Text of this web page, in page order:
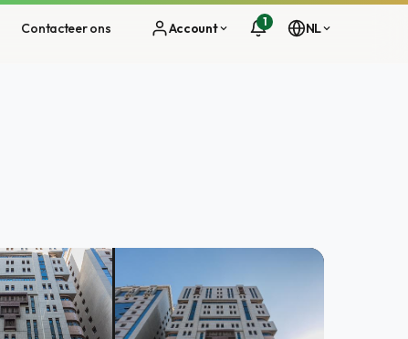
Contacteer ons Account 1 NL